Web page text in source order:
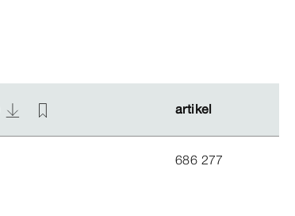
artikel
artikel
686 277